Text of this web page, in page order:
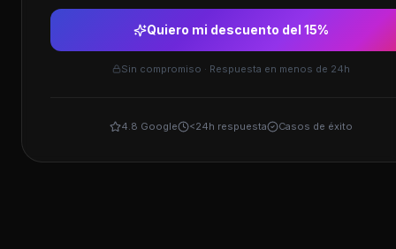
Quiero mi descuento del 15%
Sin compromiso · Respuesta en menos de 24h
4.8 Google <24h respuesta Casos de éxito